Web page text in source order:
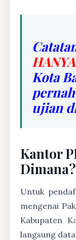
HANYA
Kota
ujian
Kantor
Dimana?
Untuk
mengenai
Kabupaten
langsung